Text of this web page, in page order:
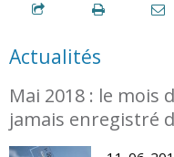
Actualités
Mai 2018 : le mois
jamais enregistré